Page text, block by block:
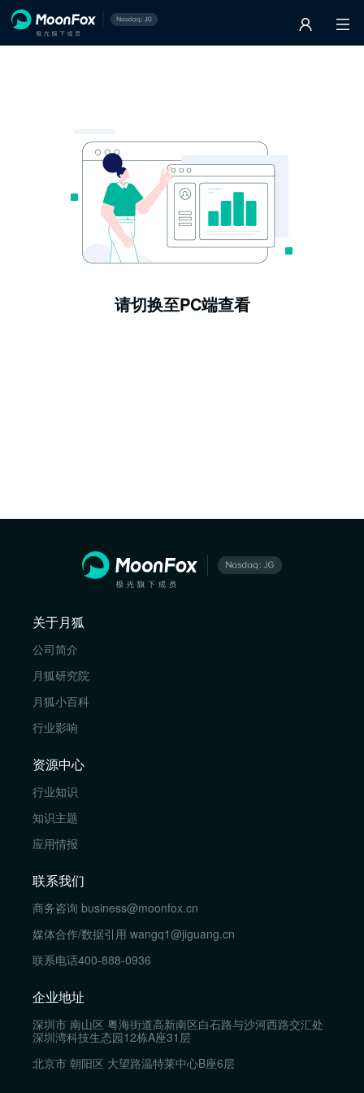
请切换至PC端查看
关于月狐
公司简介
月狐研究院
月狐小百科
行业影响
资源中心
行业知识
知识主题
应用情报
联系我们
商务咨询 business@moonfox.cn
媒体合作/数据引用 wangq1@jiguang.cn
联系电话400-888-0936
企业地址
深圳市 南山区 粤海街道高新南区白石路与沙河西路交汇处
深圳湾科技生态园12栋A座31层
北京市 朝阳区 大望路温特莱中心B座6层